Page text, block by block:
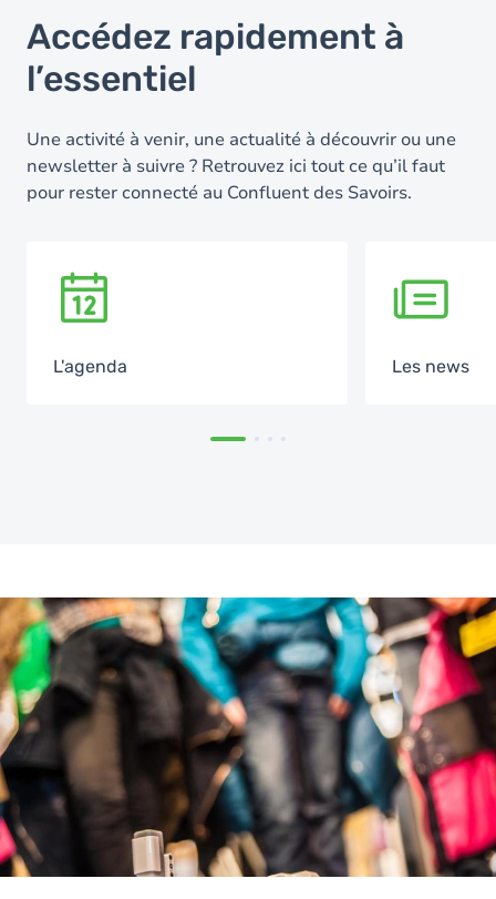
Accédez rapidement à
l’essentiel
Une activité à venir, une actualité à découvrir ou une
newsletter à suivre ? Retrouvez ici tout ce qu’il faut
pour rester connecté au Confluent des Savoirs.
SVG
L'agenda
SVG
Les news